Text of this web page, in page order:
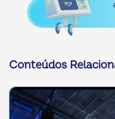
Conteúdos